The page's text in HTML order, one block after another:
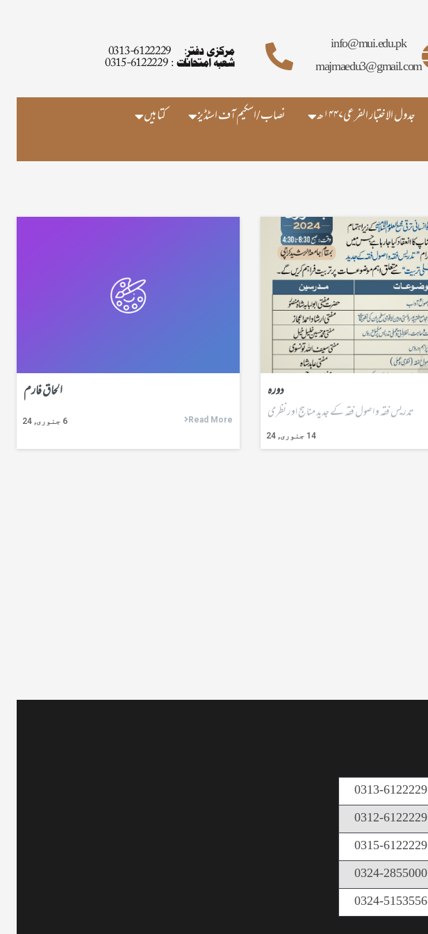
info@mui.edu.pk
majmaedu3@gmail.com
مرکزی دفتر: 6122229-0313
شعبہ امتحانات : 6122229-0315
جدول الاختبار الفرعی۱۴۴۷ھ نصاب/اسکیم آف اسٹڈیز
کتابیں
دورہ
14 جنوری, 24
تدریس فقہ و اصول فقہ کے جدید مناہج اور نظری
الحاق فارم
6 جنوری, 24 Read More
0313-6122229
0312-6122229
0315-6122229
0324-2855000
0324-5153556